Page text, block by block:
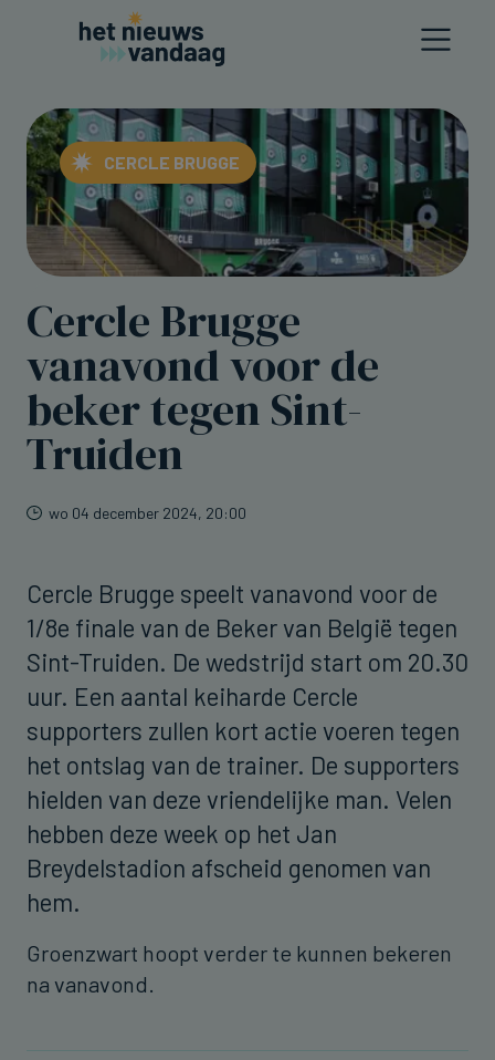
CERCLE BRUGGE
Cercle Brugge
vanavond voor de
beker tegen Sint-
Truiden
wo 04 december 2024, 20:00
Cercle Brugge speelt vanavond voor de
1/8e finale van de Beker van België tegen
Sint-Truiden. De wedstrijd start om 20.30
uur. Een aantal keiharde Cercle
supporters zullen kort actie voeren tegen
het ontslag van de trainer. De supporters
hielden van deze vriendelijke man. Velen
hebben deze week op het Jan
Breydelstadion afscheid genomen van
hem.
Groenzwart hoopt verder te kunnen bekeren
na vanavond.